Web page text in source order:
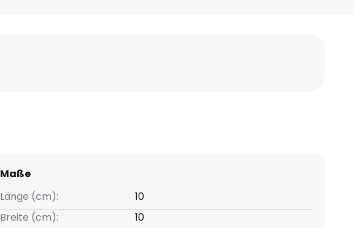
Maße
Länge (cm):
10
Breite (cm):
10